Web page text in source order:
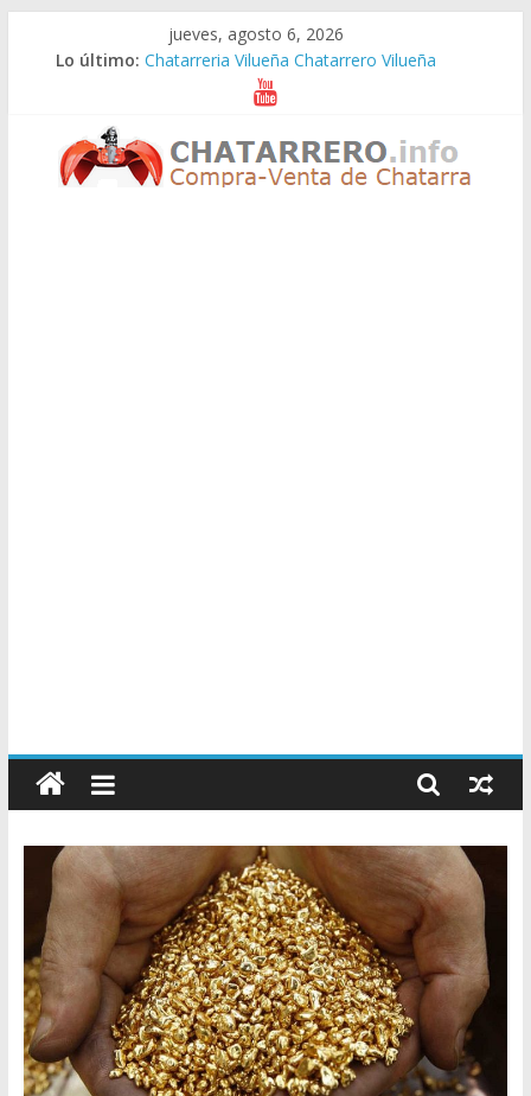
jueves, agosto 6, 2026
Lo último: Chatarreria Vilueña Chatarrero Vilueña
Chatarreria Zuera Chatarrero Zuera
Chatarreria Zaragoza Chatarrero Zaragoza
Chatarreria Zaida Chatarrero Zaida
Chatarreria Vistabella Chatarrero Vistabella
Chatarreros
–
Precio
de
Chatarra
Directorio